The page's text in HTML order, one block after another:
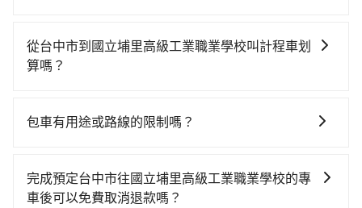
時不需要閉目養神（因為要自己開車），最重要的是你
當天就要來回，那在台中路邊可隨租隨借的iRent應該是
市（烏日區）到國立埔里高級工業職業學校的花費預估
時40元路邊停車費用預估進去，但額外的汽車保險與可
能的罰單都需自付。再者，和運的iRent只提供最基本的
從台中市到國立埔里高級工業職業學校叫計程車划
算嗎？
灣大車隊、Uber、Line Taxi、Yoxi等，如果在路邊攔不
tripool的專車服務可再更便宜。但如果要考慮到回程，
南投縣僅有合法計程車約340輛，數量約為台中市的
包車有用途或路線的限制嗎？
台灣任何地方，只要是長途交通且途中遵守台灣法律，
無論是清明掃墓、包車旅遊、參加喜宴/喪禮、就醫回
完成預定台中市往國立埔里高級工業職業學校的專
車後可以免費取消退款嗎？